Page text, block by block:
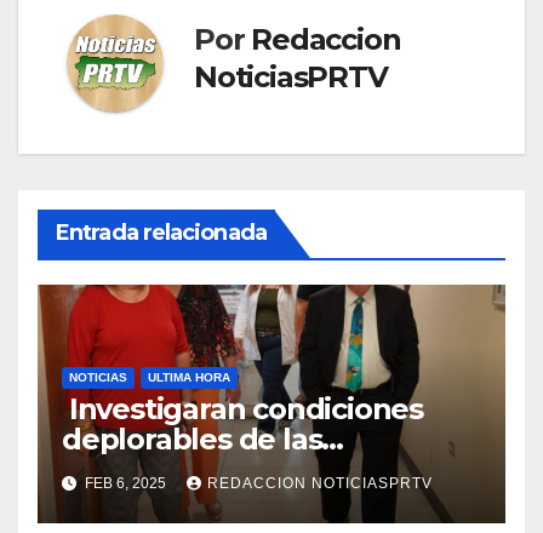
Por Redaccion
NoticiasPRTV
Entrada relacionada
NOTICIAS ULTIMA HORA
Investigaran condiciones
deplorables de las
facilidades el Departamento
de la Salud en Mayagüez
FEB 6, 2025 REDACCION NOTICIASPRTV